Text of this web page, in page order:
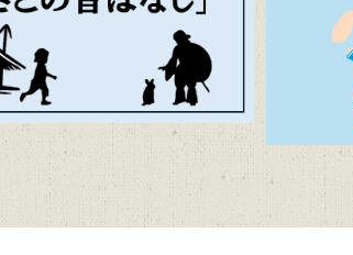
トピックス かごしま近代文学館 テーマ
トピックス 第48回「子どもたちに聞か